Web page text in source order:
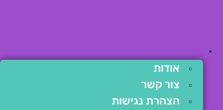
אודות
צור קשר
הצהרת נגישות